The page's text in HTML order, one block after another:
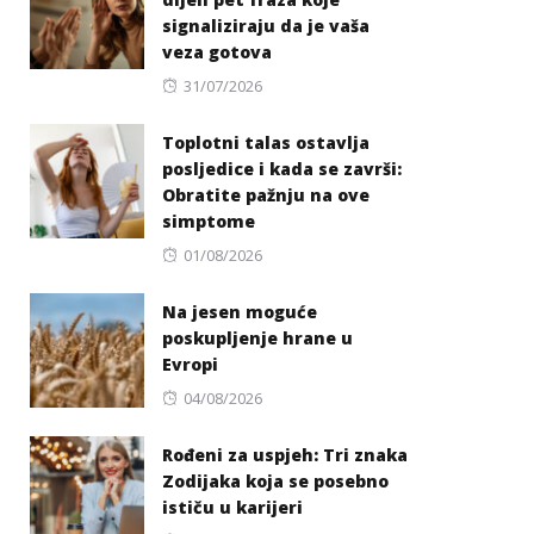
signaliziraju da je vaša
veza gotova
Posted
31/07/2026
Toplotni talas ostavlja
posljedice i kada se završi:
Obratite pažnju na ove
simptome
Posted
01/08/2026
Na jesen moguće
poskupljenje hrane u
Evropi
Posted
04/08/2026
Rođeni za uspjeh: Tri znaka
Zodijaka koja se posebno
ističu u karijeri